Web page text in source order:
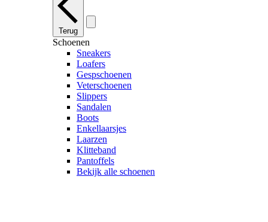
Terug
Schoenen
Sneakers
Loafers
Gespschoenen
Veterschoenen
Slippers
Sandalen
Boots
Enkellaarsjes
Laarzen
Klitteband
Pantoffels
Bekijk alle schoenen